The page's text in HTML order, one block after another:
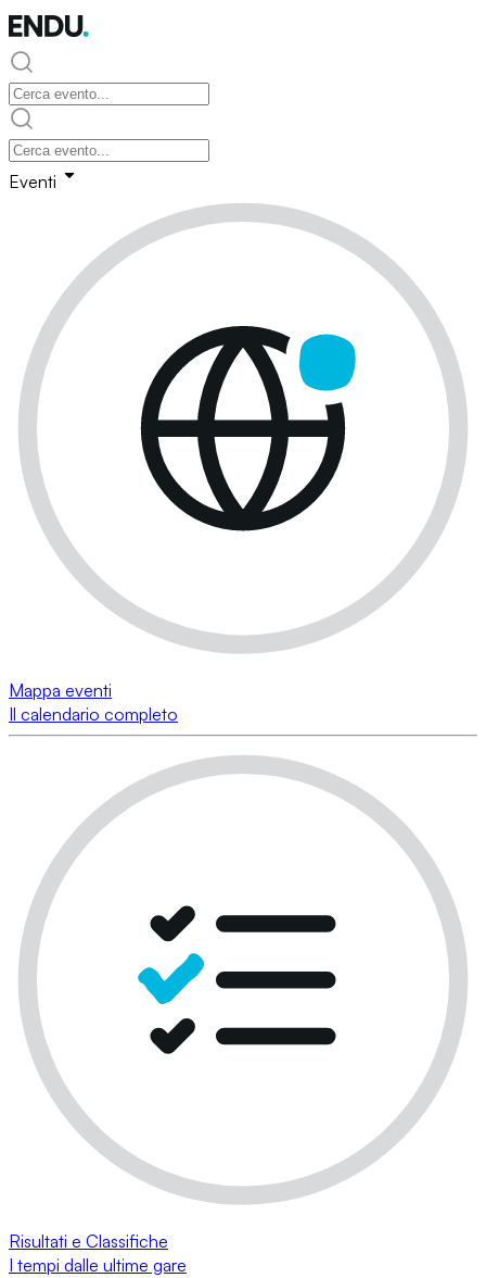
Eventi
Mappa eventi
Il calendario completo
Risultati e Classifiche
I tempi dalle ultime gare